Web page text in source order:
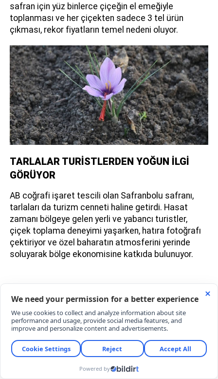
safran için yüz binlerce çiçeğin el emeğiyle
toplanması ve her çiçekten sadece 3 tel ürün
çıkması, rekor fiyatların temel nedeni oluyor.
TARLALAR TURİSTLERDEN YOĞUN İLGİ
GÖRÜYOR
AB coğrafi işaret tescili olan Safranbolu safranı,
tarlaları da turizm cenneti haline getirdi. Hasat
zamanı bölgeye gelen yerli ve yabancı turistler,
çiçek toplama deneyimi yaşarken, hatıra fotoğrafı
çektiriyor ve özel baharatın atmosferini yerinde
soluyarak bölge ekonomisine katkıda bulunuyor.